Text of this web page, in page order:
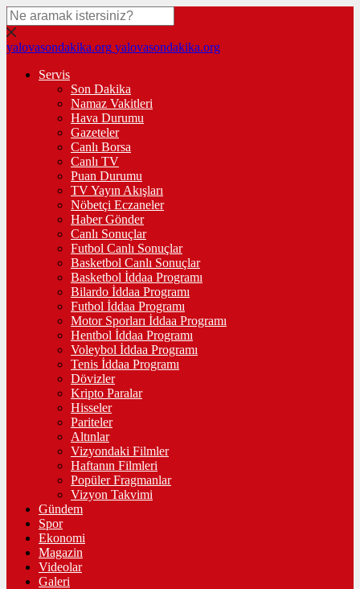
yalovasondakika.org yalovasondakika.org
Servis
Son Dakika
Namaz Vakitleri
Hava Durumu
Gazeteler
Canlı Borsa
Canlı TV
Puan Durumu
TV Yayın Akışları
Nöbetçi Eczaneler
Haber Gönder
Canlı Sonuçlar
Futbol Canlı Sonuçlar
Basketbol Canlı Sonuçlar
Basketbol İddaa Programı
Bilardo İddaa Programı
Futbol İddaa Programı
Motor Sporları İddaa Programı
Hentbol İddaa Programı
Voleybol İddaa Programı
Tenis İddaa Programı
Dövizler
Kripto Paralar
Hisseler
Pariteler
Altınlar
Vizyondaki Filmler
Haftanın Filmleri
Popüler Fragmanlar
Vizyon Takvimi
Gündem
Spor
Ekonomi
Magazin
Videolar
Galeri